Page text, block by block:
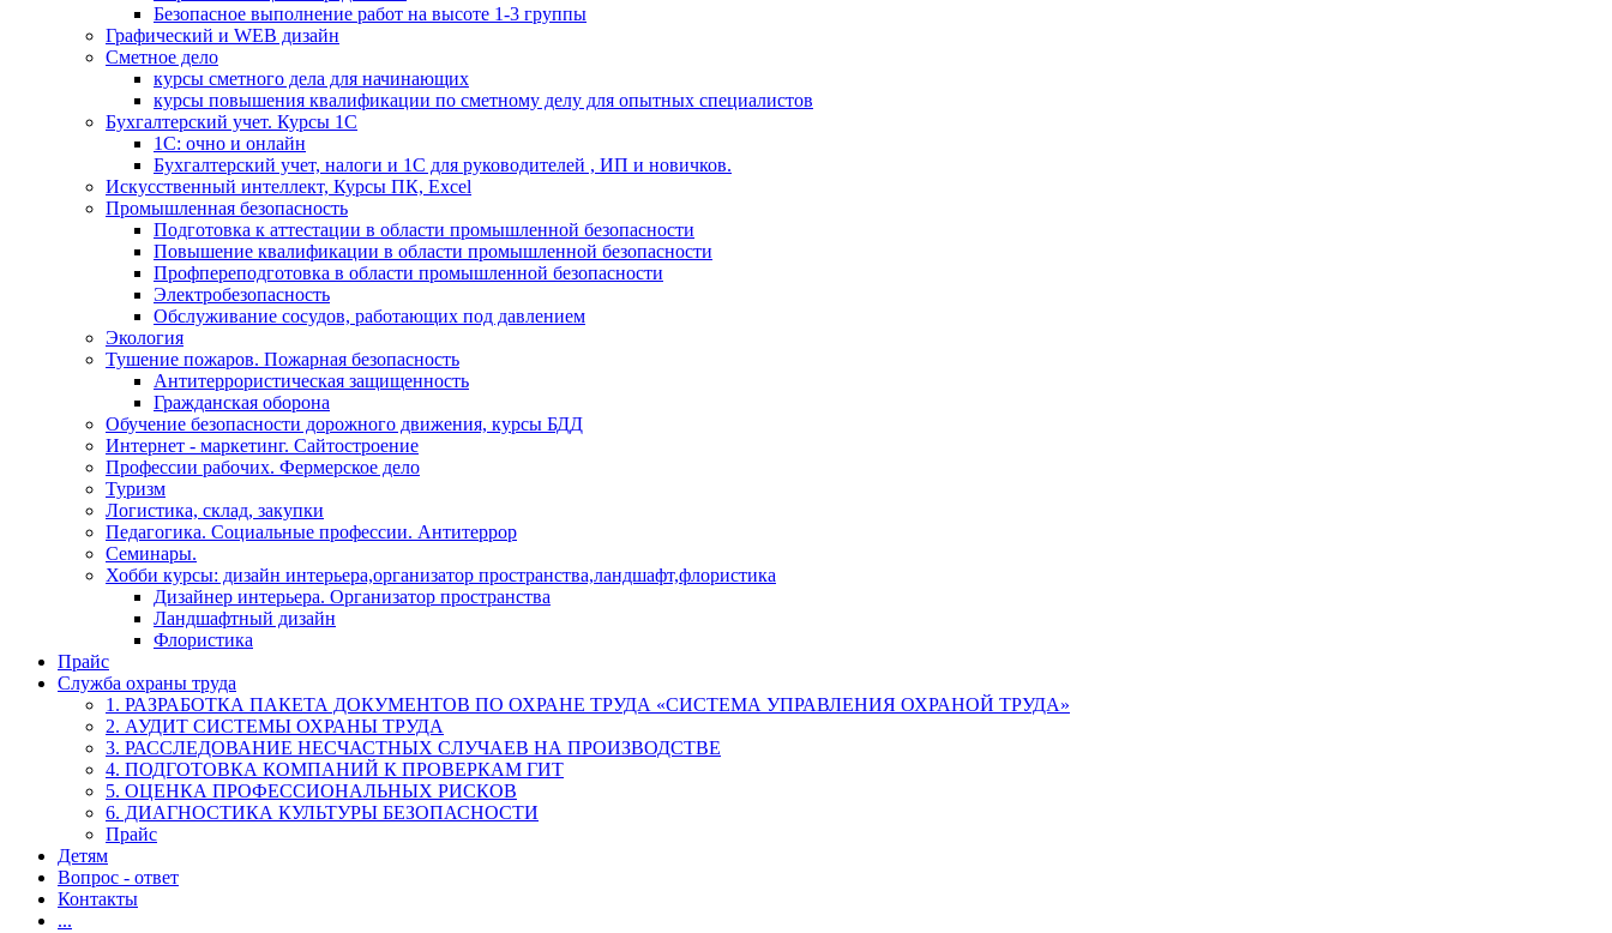
Безопасное выполнение работ на высоте 1-3 группы
Графический и WEB дизайн
Сметное дело
курсы сметного дела для начинающих
курсы повышения квалификации по сметному делу для опытных специалистов
Бухгалтерский учет. Курсы 1С
1С: очно и онлайн
Бухгалтерский учет, налоги и 1С для руководителей , ИП и новичков.
Искусственный интеллект, Курсы ПК, Excel
Промышленная безопасность
Подготовка к аттестации в области промышленной безопасности
Повышение квалификации в области промышленной безопасности
Профпереподготовка в области промышленной безопасности
Электробезопасность
Обслуживание сосудов, работающих под давлением
Экология
Тушение пожаров. Пожарная безопасность
Антитеррористическая защищенность
Гражданская оборона
Обучение безопасности дорожного движения, курсы БДД
Интернет - маркетинг. Сайтостроение
Профессии рабочих. Фермерское дело
Туризм
Логистика, склад, закупки
Педагогика. Социальные профессии. Антитеррор
Семинары.
Хобби курсы: дизайн интерьера,организатор пространства,ландшафт,флористика
Дизайнер интерьера. Организатор пространства
Ландшафтный дизайн
Флористика
Прайс
Служба охраны труда
1. РАЗРАБОТКА ПАКЕТА ДОКУМЕНТОВ ПО ОХРАНЕ ТРУДА «СИСТЕМА УПРАВЛЕНИЯ ОХРАНОЙ ТРУДА»
2. АУДИТ СИСТЕМЫ ОХРАНЫ ТРУДА
3. РАССЛЕДОВАНИЕ НЕСЧАСТНЫХ СЛУЧАЕВ НА ПРОИЗВОДСТВЕ
4. ПОДГОТОВКА КОМПАНИЙ К ПРОВЕРКАМ ГИТ
5. ОЦЕНКА ПРОФЕССИОНАЛЬНЫХ РИСКОВ
6. ДИАГНОСТИКА КУЛЬТУРЫ БЕЗОПАСНОСТИ
Прайс
Детям
Вопрос - ответ
Контакты
...